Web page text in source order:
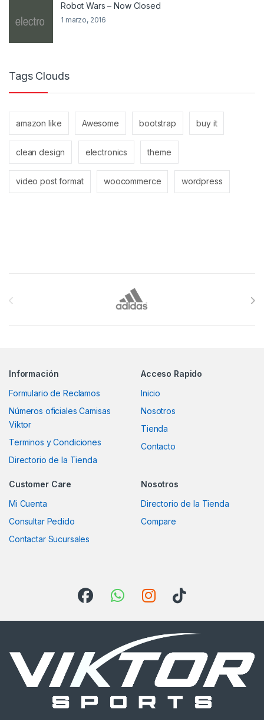
Robot Wars – Now Closed
1 marzo, 2016
Tags Clouds
amazon like Awesome bootstrap buy it
clean design electronics theme
video post format woocommerce wordpress
Información
Formulario de Reclamos
Números oficiales Camisas
Viktor
Terminos y Condiciones
Directorio de la Tienda
Acceso Rapido
Inicio
Nosotros
Tienda
Contacto
Customer Care
Mi Cuenta
Consultar Pedido
Contactar Sucursales
Nosotros
Directorio de la Tienda
Compare